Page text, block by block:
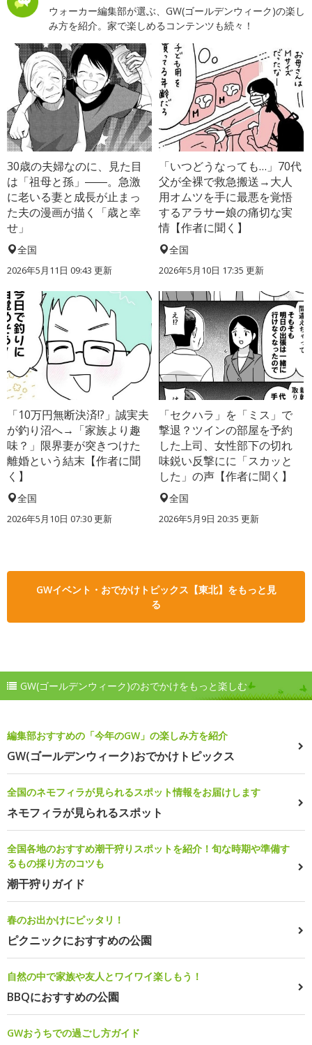
ウォーカー編集部が選ぶ、GW(ゴールデンウィーク)の楽し
み方を紹介。家で楽しめるコンテンツも続々！
30歳の夫婦なのに、見た目
は「祖母と孫」――。急激
に老いる妻と成長が止まっ
た夫の漫画が描く「歳と幸
せ」
全国
2026年5月11日 09:43 更新
「いつどうなっても…」70代
父が全裸で救急搬送→大人
用オムツを手に最悪を覚悟
するアラサー娘の痛切な実
情【作者に聞く】
全国
2026年5月10日 17:35 更新
「10万円無断決済!?」誠実夫
が釣り沼へ→「家族より趣
味？」限界妻が突きつけた
離婚という結末【作者に聞
く】
全国
2026年5月10日 07:30 更新
「セクハラ」を「ミス」で
撃退？ツインの部屋を予約
した上司、女性部下の切れ
味鋭い反撃にに「スカッと
した」の声【作者に聞く】
全国
2026年5月9日 20:35 更新
GWイベント・おでかけトピックス【東北】をもっと見
る
GW(ゴールデンウィーク)のおでかけをもっと楽しむ
編集部おすすめの「今年のGW」の楽しみ方を紹介
GW(ゴールデンウィーク)おでかけトピックス
全国のネモフィラが見られるスポット情報をお届けします
ネモフィラが見られるスポット
全国各地のおすすめ潮干狩りスポットを紹介！旬な時期や準備す
るもの採り方のコツも
潮干狩りガイド
春のお出かけにピッタリ！
ピクニックにおすすめの公園
自然の中で家族や友人とワイワイ楽しもう！
BBQにおすすめの公園
GWおうちでの過ごし方ガイド